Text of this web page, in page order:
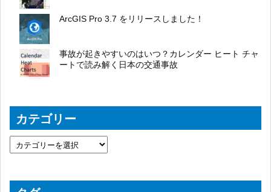
ArcGIS Pro 3.7 をリリースしました！
事故が起きやすいのはいつ？カレンダー ヒート チャ
ートで読み解く日本の交通事故
カテゴリー